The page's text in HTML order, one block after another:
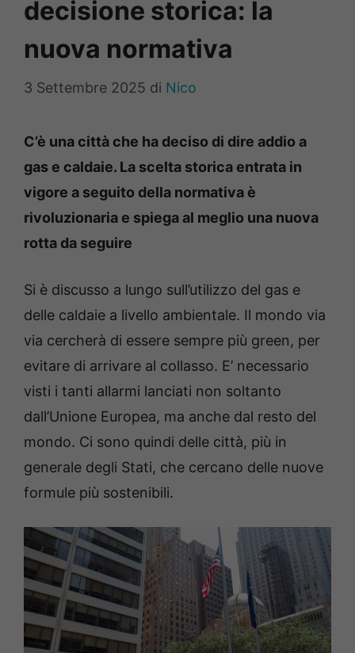
decisione storica: la
nuova normativa
3 Settembre 2025 di Nico
C’è una città che ha deciso di dire addio a
gas e caldaie. La scelta storica entrata in
vigore a seguito della normativa è
rivoluzionaria e spiega al meglio una nuova
rotta da seguire
Si è discusso a lungo sull’utilizzo del gas e
delle caldaie a livello ambientale. Il mondo via
via cercherà di essere sempre più green, per
evitare di arrivare al collasso. E’ necessario
visti i tanti allarmi lanciati non soltanto
dall’Unione Europea, ma anche dal resto del
mondo. Ci sono quindi delle città, più in
generale degli Stati, che cercano delle nuove
formule più sostenibili.